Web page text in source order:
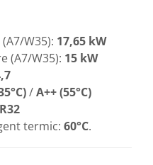
W35): 17,65 kW
(A7/W35): 15 kW
/A++ (55°C)
R32
termic: 60°C.